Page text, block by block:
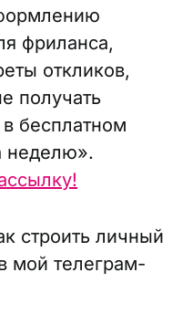
фриланса,
откликов,
получать
бесплатном
неделю».
строить личный
мой телеграм-